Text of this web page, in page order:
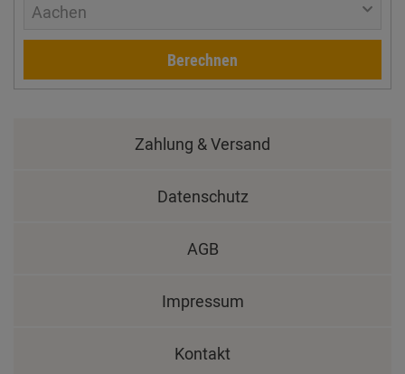
Aachen
Berechnen
Zahlung & Versand
Datenschutz
AGB
Impressum
Kontakt